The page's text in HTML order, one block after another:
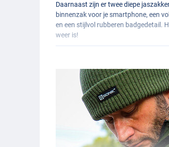
Daarnaast zijn er twee diepe
binnenzak voor je smartphone, een
en een stijlvol rubberen badgedetail.
weer is!